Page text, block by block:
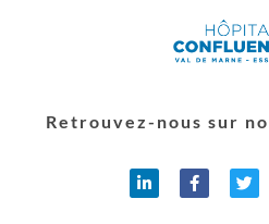
Retrouvez-nous sur